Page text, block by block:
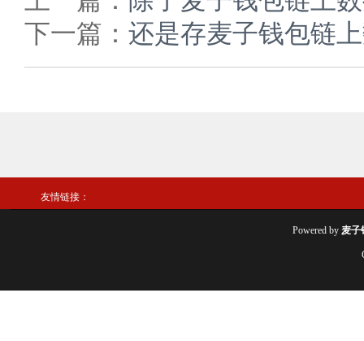
下一篇： 还是存麦子钱包链
友情链接：
Powered by 麦子